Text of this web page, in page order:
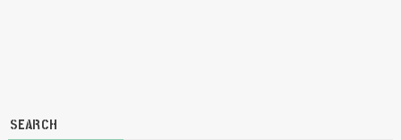
SEARCH